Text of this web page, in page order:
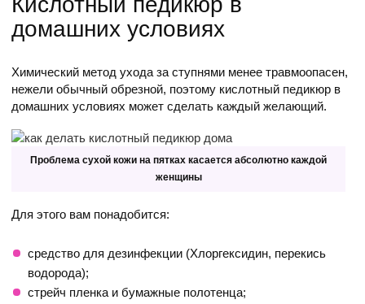
домашних условиях
Химический метод ухода за ступнями менее травмоопасен,
нежели обычный обрезной, поэтому кислотный педикюр в
домашних условиях может сделать каждый желающий.
Проблема сухой кожи на пятках касается абсолютно каждой
женщины
Для этого вам понадобится:
средство для дезинфекции (Хлоргексидин, перекись
водорода);
стрейч пленка и бумажные полотенца;